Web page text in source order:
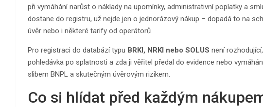
při vymáhání narůst o náklady na upomínky, administrativní poplatky a
dostane do registru, už nejde jen o jednorázový nákup – dopadá to na
úvěr nebo i některé tarify od operátorů.
Pro registraci do databází typu BRKI, NRKI nebo SOLUS není
pohledávka po splatnosti a zda ji věřitel předal do evidence nebo
slibem BNPL a skutečným úvěrovým rizikem.
Co si hlídat před každým